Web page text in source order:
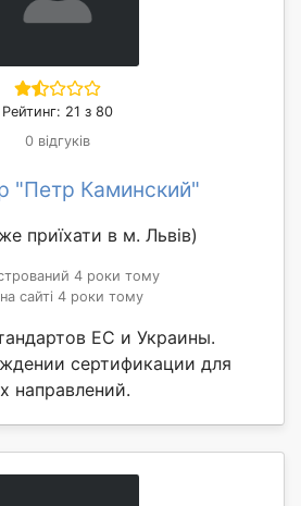
Рейтинг: 21 з 80
0 відгуків
"Петр Каминский"
приїхати в м. Львів)
4 роки тому
сайті 4 роки тому
ЕС и Украины.
сертификации для
направлений.